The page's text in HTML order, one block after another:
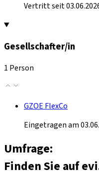
Vertritt seit
Gesellschafter/in
1 Person
GZOE FlexCo
Eingetragen am
Umfrage:
Finden Sie auf